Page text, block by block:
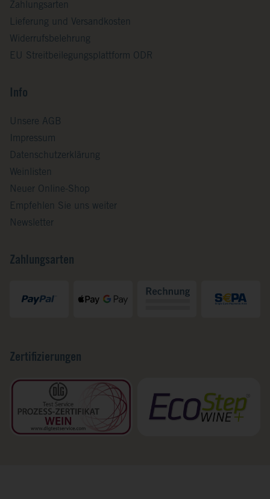
Zahlungsarten
Lieferung und Versandkosten
Widerrufsbelehrung
EU Streitbeilegungsplattform ODR
Info
Unsere AGB
Impressum
Datenschutzerklärung
Weinlisten
Neuer Online-Shop
Empfehlen Sie uns weiter
Newsletter
Zahlungsarten
Zertifizierungen